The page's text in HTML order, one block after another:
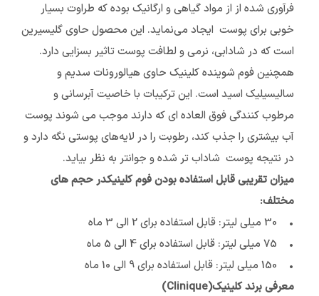
فرآوری شده از از مواد گیاهی و ارگانیک بوده که طراوت بسیار
خوبی برای پوست ایجاد می‌نماید. این محصول حاوی گلیسیرین
است که در شادابی، نرمى و لطافت پوست تاثیر بسزایی دارد.
همچنین فوم شوینده کلینیک حاوی هیالورونات سدیم و
سالیسیلیک اسید است. این ترکیبات با خاصیت آبرسانی و
مرطوب کنندگی فوق العاده ای که دارند موجب مى شوند پوست
آب بیشتری را جذب کند، رطوبت را در لایه‌های پوستی نگه دارد و
در نتیجه پوست شاداب تر شده و جوانتر به نظر بیاید.
میزان تقریبی قابل استفاده بودن فوم کلینیکدر حجم های
مختلف:
• 30 میلی لیتر: قابل استفاده برای 2 الی 3 ماه
• 75 میلی لیتر: قابل استفاده برای 4 الی 5 ماه
• 150 میلی لیتر: قابل استفاده برای 9 الی 10 ماه
معرفی برند کلینیک(Clinique)